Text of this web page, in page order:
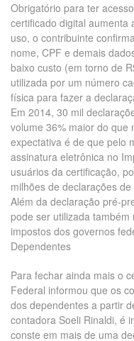
Obrigatório para ter
certificado digital aumenta
uso, o contribuinte
nome, CPF e demais
baixo custo (em torno de
utilizada por um número
física para fazer a
Em 2014, 30 mil
volume 36% maior do que
expectativa é de que pelo
assinatura eletrônica no
usuários da certificação,
milhões de declarações
Além da declaração pré-
pode ser utilizada
impostos dos governos
Dependentes
Para fechar ainda mais o
Federal informou que os
dos dependentes a partir
contadora Soeli Rinaldi, é
conste em mais de uma